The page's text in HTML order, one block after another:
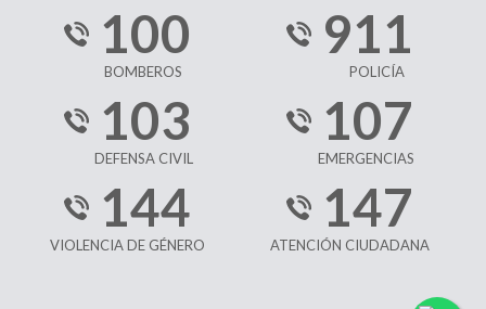
100
BOMBEROS
911
POLICÍA
103
DEFENSA CIVIL
107
EMERGENCIAS
144
VIOLENCIA DE GÉNERO
147
ATENCIÓN CIUDADANA